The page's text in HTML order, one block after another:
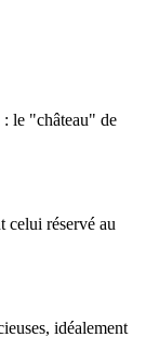
: le "château" de
celui réservé au
idéalement